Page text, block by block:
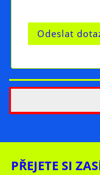
PŘEJETE SI